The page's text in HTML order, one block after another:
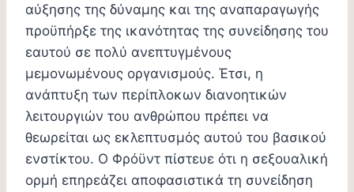
αύξησης της δύναμης και της αναπαραγωγής
προϋπήρξε της ικανότητας της συνείδησης του
εαυτού σε πολύ ανεπτυγμένους
μεμονωμένους οργανισμούς. Έτσι, η
ανάπτυξη των περίπλοκων διανοητικών
λειτουργιών του ανθρώπου πρέπει να
θεωρείται ως εκλεπτυσμός αυτού του βασικού
ενστίκτου. Ο Φρόϋντ πίστευε ότι η σεξουαλική
ορμή επηρεάζει αποφασιστικά τη συνείδηση